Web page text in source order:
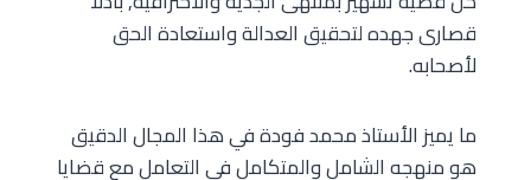
قصارى جهده لتحقيق العدالة واستعادة الحق
لأصحابه.
ما يميز الأستاذ محمد فودة في هذا المجال الدقيق
هو منهجه الشامل والمتكامل في التعامل مع قضايا